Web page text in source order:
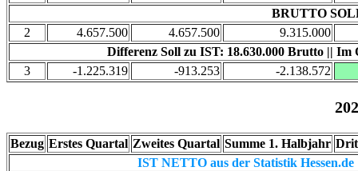
BRUTTO
2
4.657.500 4.657.500
9.315.000
Differenz Soll zu IST: 18.630.000 Brutto ||
3
-1.225.319 -913.253 -2.138.572
Bezug Erstes Quartal Zweites Quartal Summe 1. Halbjahr
IST NETTO aus der Statistik Hessen.de